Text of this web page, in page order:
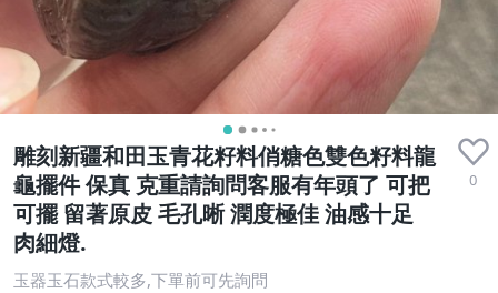
雕刻新疆和田玉青花籽料俏糖色雙色籽料龍
龜擺件 保真 克重請詢問客服有年頭了 可把
可擺 留著原皮 毛孔晰 潤度極佳 油感十足
肉細燈.
0
玉器玉石款式較多,下單前可先詢問